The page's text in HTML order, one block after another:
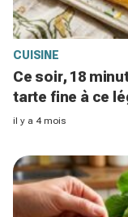
CUISINE
Ce soir, 18
tarte fine à ce
table d’accord
il y a 4 mois